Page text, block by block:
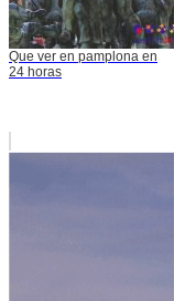
Que ver en pamplona en
24 horas